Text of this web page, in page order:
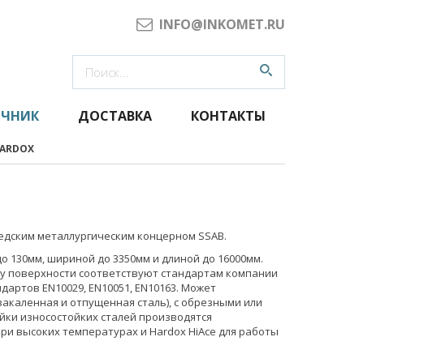
INFO@INKOMET.RU
ДОСТАВКА КОНТАКТЫ
металлургическим концерном SSAB.
130мм, шириной до 3350мм и длиной до 16000мм.
поверхности соответствуют стандартам компании
EN10029, EN10051, EN10163. Может
и отпущенная сталь), с обрезными или
износостойких сталей производятся
высоких температурах и Hardox HiAce для работы